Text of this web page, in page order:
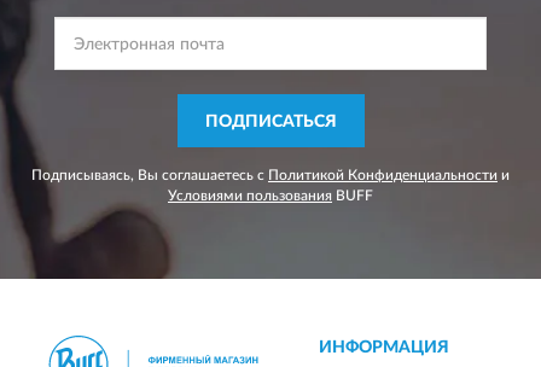
ПОДПИСАТЬСЯ
Подписываясь, Вы соглашаетесь с Политикой Конфиденциальности и
Условиями пользования BUFF
ИНФОРМАЦИЯ